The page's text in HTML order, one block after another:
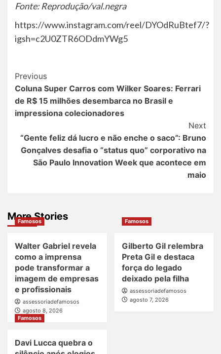
Fonte: Reprodução/val.negra
https://www.instagram.com/reel/DYOdRuBtef7/?
igsh=c2U0ZTR6ODdmYWg5
Post
Navigation
Previous
Coluna Super Carros com Wilker Soares: Ferrari
de R$ 15 milhões desembarca no Brasil e
impressiona colecionadores
Next
“Gente feliz dá lucro e não enche o saco”: Bruno
Gonçalves desafia o “status quo” corporativo na
São Paulo Innovation Week que acontece em
maio
More Stories
Famosos
Walter Gabriel revela
como a imprensa
pode transformar a
imagem de empresas
e profissionais
assessoriadefamosos
agosto 8, 2026
Famosos
Gilberto Gil relembra
Preta Gil e destaca
força do legado
deixado pela filha
assessoriadefamosos
agosto 7, 2026
Famosos
Davi Lucca quebra o